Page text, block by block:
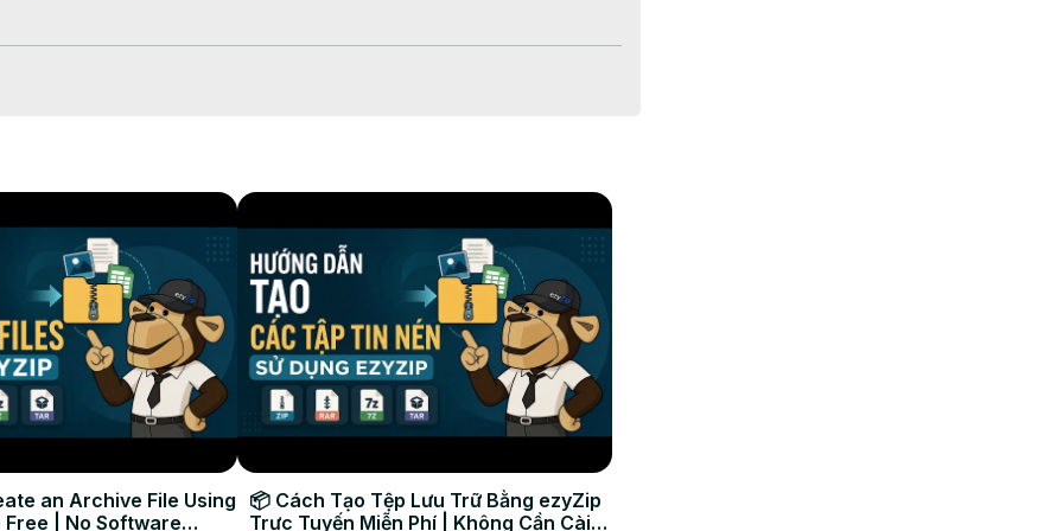
an Archive File Using
Free | No Software
📦 Cách Tạo Tệp Lưu Trữ Bằng ezyZip
Trực Tuyến Miễn Phí | Không Cần Cài